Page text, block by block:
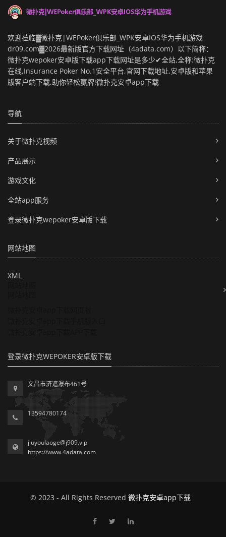
欢迎莅临▓微扑克|WEPoker俱乐部_WPK安卓IOS华为手机游戏
dr09.com▓2026最新版官方下载网址（4adata.com）以下简称：
微扑克wepoker安卓版下载app下载网址是多少✔全站,全称:微扑克
在线,Insurance Poker No.1安全平台,官网下载地址,安卓版和苹果
版客户端下载,助你轻松赢牌!微扑克安卓app下载
导航
关于微扑克视频
产品展示
游戏文化
全站app服务
登录微扑克wepoker安卓版下载
网站地图
XML
登录微扑克WEPOKER安卓版下载
文昌市济遮瀑布461号
13594780174
jiuyoulaoge@j909.vip
https://www.4adata.com
© 2023 - All Rights Reserved 微扑克安卓app下载